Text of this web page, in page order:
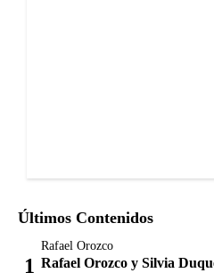
Últimos Contenidos
Rafael Orozco
Rafael Orozco y Silvia